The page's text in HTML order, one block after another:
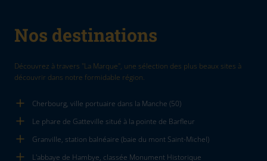
Nos destinations
Découvrez à travers "La Marque", une sélection des plus beaux sites à
découvrir dans notre formidable région.
Cherbourg, ville portuaire dans la Manche (50)
Le phare de Gatteville situé à la pointe de Barfleur
Granville, station balnéaire (baie du mont Saint-Michel)
L'abbaye de Hambye, classée Monument Historique